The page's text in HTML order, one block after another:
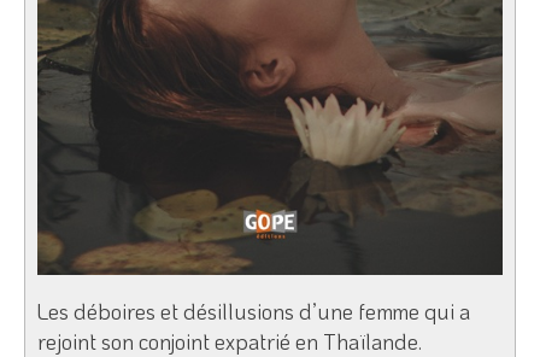
Les déboires et désillusions d’une femme qui a
rejoint son conjoint expatrié en Thaïlande.